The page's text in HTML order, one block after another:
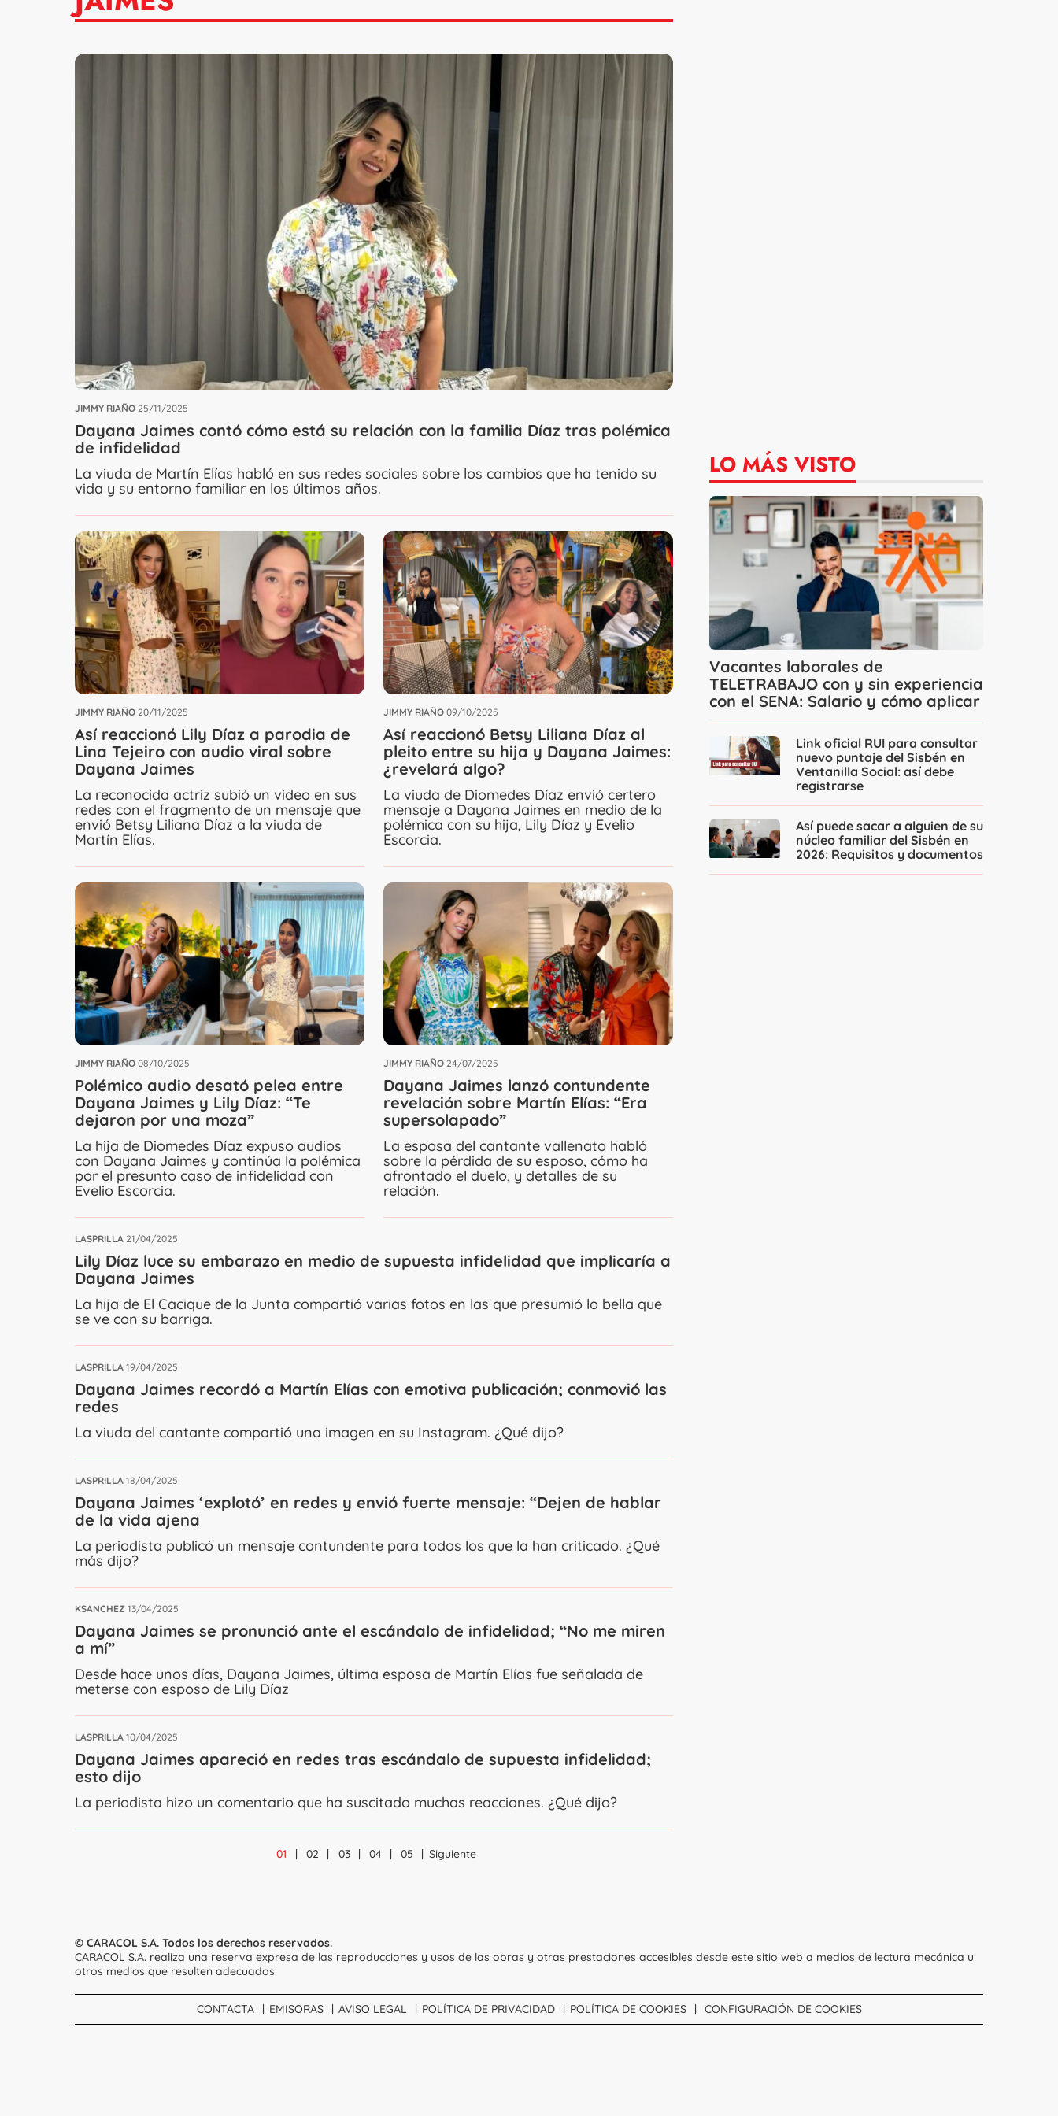
JIMMY RIAÑO 25/11/2025
Dayana Jaimes contó cómo está su relación con la familia Díaz tras polémica
de infidelidad
La viuda de Martín Elías habló en sus redes sociales sobre los cambios que ha tenido su
vida y su entorno familiar en los últimos años.
JIMMY RIAÑO 20/11/2025
Así reaccionó Lily Díaz a parodia de
Lina Tejeiro con audio viral sobre
Dayana Jaimes
La reconocida actriz subió un video en sus
redes con el fragmento de un mensaje que
envió Betsy Liliana Díaz a la viuda de
Martín Elías.
JIMMY RIAÑO 09/10/2025
Así reaccionó Betsy Liliana Díaz al
pleito entre su hija y Dayana Jaimes:
¿revelará algo?
La viuda de Diomedes Díaz envió certero
mensaje a Dayana Jaimes en medio de la
polémica con su hija, Lily Díaz y Evelio
Escorcia.
JIMMY RIAÑO 08/10/2025
Polémico audio desató pelea entre
Dayana Jaimes y Lily Díaz: “Te
dejaron por una moza”
La hija de Diomedes Díaz expuso audios
con Dayana Jaimes y continúa la polémica
por el presunto caso de infidelidad con
Evelio Escorcia.
JIMMY RIAÑO 24/07/2025
Dayana Jaimes lanzó contundente
revelación sobre Martín Elías: “Era
supersolapado”
La esposa del cantante vallenato habló
sobre la pérdida de su esposo, cómo ha
afrontado el duelo, y detalles de su
relación.
LASPRILLA 21/04/2025
Lily Díaz luce su embarazo en medio de supuesta infidelidad que implicaría a
Dayana Jaimes
La hija de El Cacique de la Junta compartió varias fotos en las que presumió lo bella que
se ve con su barriga.
LASPRILLA 19/04/2025
Dayana Jaimes recordó a Martín Elías con emotiva publicación; conmovió las
redes
La viuda del cantante compartió una imagen en su Instagram. ¿Qué dijo?
LASPRILLA 18/04/2025
Dayana Jaimes ‘explotó’ en redes y envió fuerte mensaje: “Dejen de hablar
de la vida ajena
La periodista publicó un mensaje contundente para todos los que la han criticado. ¿Qué
más dijo?
KSANCHEZ 13/04/2025
Dayana Jaimes se pronunció ante el escándalo de infidelidad; “No me miren
a mí”
Desde hace unos días, Dayana Jaimes, última esposa de Martín Elías fue señalada de
meterse con esposo de Lily Díaz
LASPRILLA 10/04/2025
Dayana Jaimes apareció en redes tras escándalo de supuesta infidelidad;
esto dijo
La periodista hizo un comentario que ha suscitado muchas reacciones. ¿Qué dijo?
01 02 03 04 05 Siguiente
LO MÁS VISTO
Vacantes laborales de
TELETRABAJO con y sin experiencia
con el SENA: Salario y cómo aplicar
Link oficial RUI para consultar
nuevo puntaje del Sisbén en
Ventanilla Social: así debe
registrarse
Así puede sacar a alguien de su
núcleo familiar del Sisbén en
2026: Requisitos y documentos
© CARACOL S.A. Todos los derechos reservados.
CARACOL S.A. realiza una reserva expresa de las reproducciones y usos de las obras y otras prestaciones accesibles desde este sitio web a medios de lectura mecánica u
otros medios que resulten adecuados.
CONTACTA EMISORAS AVISO LEGAL POLÍTICA DE PRIVACIDAD POLÍTICA DE COOKIES CONFIGURACIÓN DE COOKIES